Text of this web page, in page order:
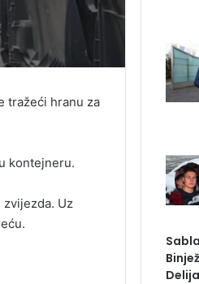
tražeći hranu za
kontejneru.
Uz